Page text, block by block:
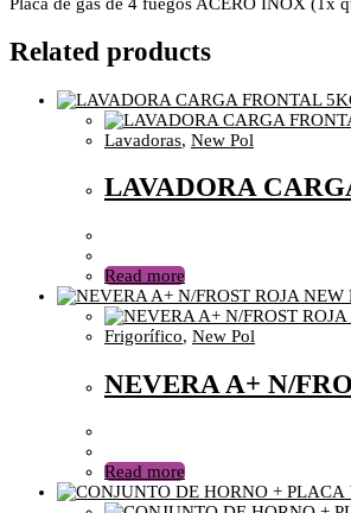
Placa de gas de 4 fuegos ACERO INOX (1x
Related products
Lavadoras, New Pol
LAVADORA
Read more
Frigorífico, New Pol
NEVERA A+ N/
Read more